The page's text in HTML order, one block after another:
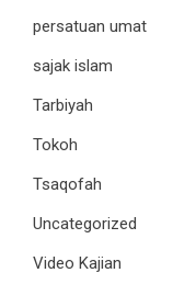
persatuan umat
sajak islam
Tarbiyah
Tokoh
Tsaqofah
Uncategorized
Video Kajian